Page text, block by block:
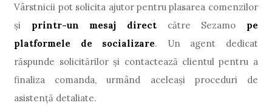
Vârstnicii pot solicita ajutor pentru plasarea comenzilor
și printr-un mesaj direct către Sezamo pe
platformele de socializare. Un agent dedicat
răspunde solicitărilor și contactează clientul pentru a
finaliza comanda, urmând aceleași proceduri de
asistență detaliate.